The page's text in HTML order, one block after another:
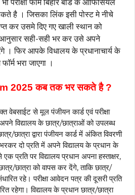
फॉर्म बिहार बोर्ड के ऑफिसियल
है । जिसका लिंक इसी पोस्ट मे नीचे
कर उसमे दिए गए खाली स्थान को
सही-सही भर कर उसे अपने
। फिर आपके विधालय के प्रधानाचार्य के
भरा जाएगा ।
2025 कब तक भर सकते है ?
वेबसाईट से मूल पंजीयन कार्ड एवं परीक्षा
विद्यालय के छात्र/छात्राओं को उपलब्ध
छात्रा द्वारा पंजीयन कार्ड में अंकित विवरणी
दो प्रति में अपने विद्यालय के प्रधान के
प्रति पर विद्यालय प्रधान अपना हस्ताक्षर,
छात्रा को वापस कर देंगे, ताकि छात्र/
रहे। परीक्षा आवेदन पत्र की दूसरी प्रति
रहेगा। विद्यालय के प्रधान छात्र/छात्रा